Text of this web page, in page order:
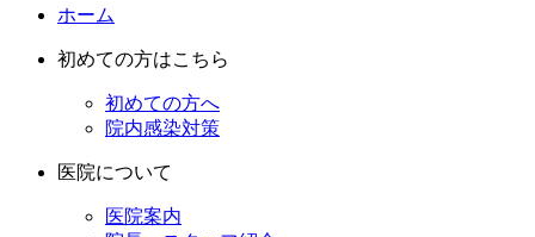
ホーム
初めての方はこちら
初めての方へ
院内感染対策
医院について
医院案内